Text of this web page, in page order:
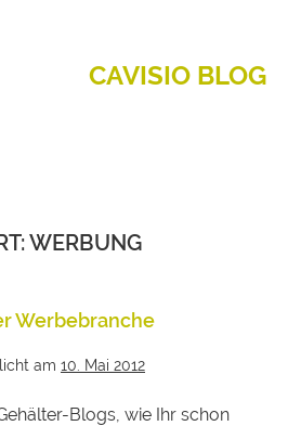
CAVISIO BLOG
WERBUNG
Werbebranche
am 10. Mai 2012
Blogs, wie Ihr schon